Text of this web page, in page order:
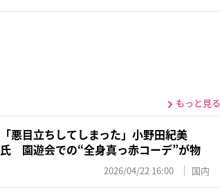
もっと見る
「悪目立ちしてしまった」小野田紀美
氏 園遊会での“全身真っ赤コーデ”が物
2026/04/22 16:00 国内